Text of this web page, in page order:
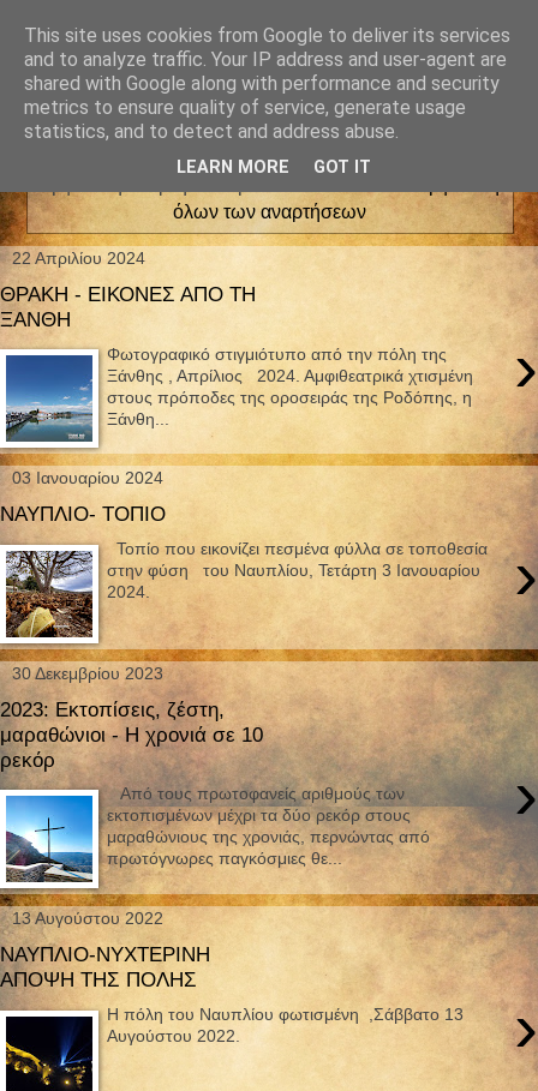
όλων των αναρτήσεων
22 Απριλίου 2024
ΘΡΑΚΗ - ΕΙΚΟΝΕΣ ΑΠΟ ΤΗ
ΞΑΝΘΗ
›
Φωτογραφικό στιγμιότυπο από την πόλη της
Ξάνθης , Απρίλιος 2024. Αμφιθεατρικά χτισμένη
στους πρόποδες της οροσειράς της Ροδόπης, η
Ξάνθη...
03 Ιανουαρίου 2024
ΝΑΥΠΛΙΟ- ΤΟΠΙΟ
›
Τοπίο που εικονίζει πεσμένα φύλλα σε τοποθεσία
στην φύση του Ναυπλίου, Τετάρτη 3 Ιανουαρίου
2024.
30 Δεκεμβρίου 2023
2023: Εκτοπίσεις, ζέστη,
μαραθώνιοι - Η χρονιά σε 10
ρεκόρ
›
Από τους πρωτοφανείς αριθμούς των
εκτοπισμένων μέχρι τα δύο ρεκόρ στους
μαραθώνιους της χρονιάς, περνώντας από
πρωτόγνωρες παγκόσμιες θε...
13 Αυγούστου 2022
ΝΑΥΠΛΙΟ-ΝΥΧΤΕΡΙΝΗ
ΑΠΟΨΗ ΤΗΣ ΠΟΛΗΣ
›
H πόλη του Ναυπλίου φωτισμένη ,Σάββατο 13
Αυγούστου 2022.
This site uses cookies from Google to deliver its services
and to analyze traffic. Your IP address and user-agent are
shared with Google along with performance and security
metrics to ensure quality of service, generate usage
statistics, and to detect and address abuse.
LEARN MORE GOT IT